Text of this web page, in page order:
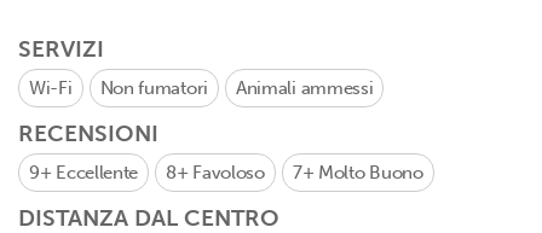
SERVIZI
Wi-Fi Non fumatori Animali ammessi
RECENSIONI
9+ Eccellente 8+ Favoloso 7+ Molto Buono
DISTANZA DAL CENTRO